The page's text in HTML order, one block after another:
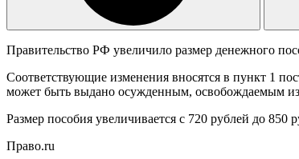
Правительство РФ увеличило размер денежного
Соответствующие изменения вносятся в пункт 1
может быть выдано осужденным, освобождаемым из
Размер пособия увеличивается с 720 рублей до 850
Право.ru